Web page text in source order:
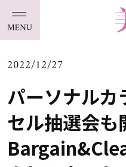
2022/12/27
パーソナルカ
セル抽選会